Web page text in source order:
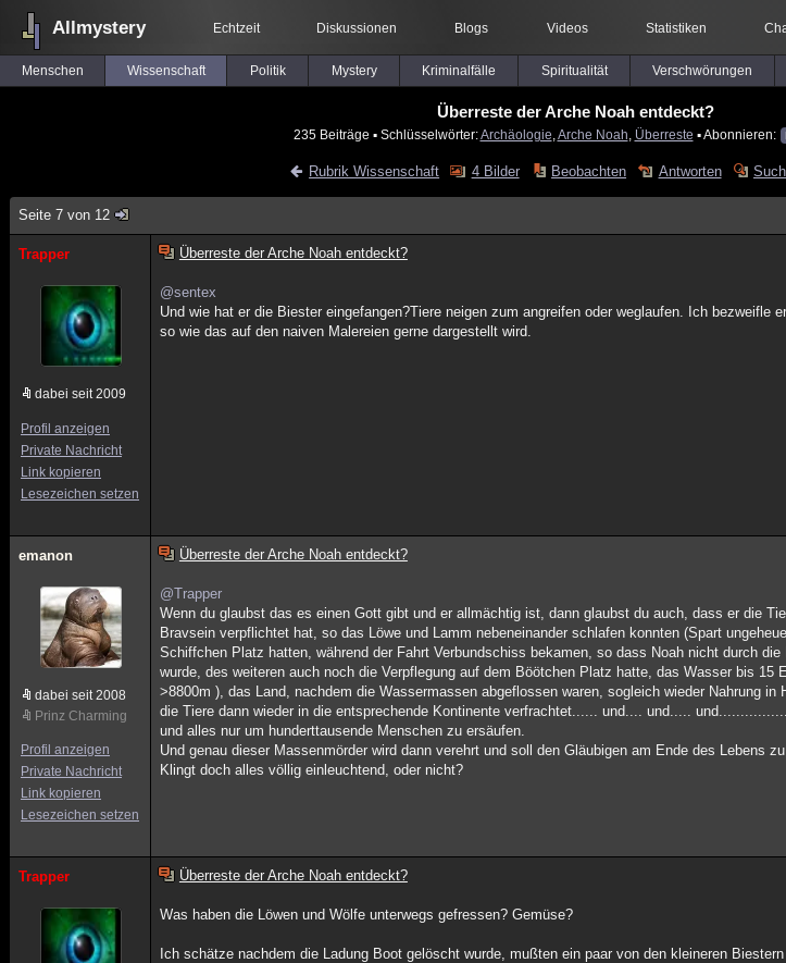
Allmystery Echtzeit Diskussionen Blogs Videos Statistiken
Menschen Wissenschaft Politik Mystery Kriminalfälle Spiritualität Verschwörungen
Überreste der Arche Noah entdeckt?
235 Beiträge ▪ Schlüsselwörter:Archäologie Arche Noah Überreste ▪ Abonnieren:
Rubrik Wissenschaft 4 Bilder Beobachten Antworten
Seite 7 von 12
Trapper
dabei seit 2009
Profil anzeigen
Private Nachricht
Link kopieren
Lesezeichen setzen
Überreste der Arche Noah entdeckt?
@sentex
Und wie hat er die Biester eingefangen?Tiere neigen zum angreifen oder weglaufen. Ich bezweifle
so wie das auf den naiven Malereien gerne dargestellt wird.
emanon
dabei seit 2008
Prinz Charming
Profil anzeigen
Private Nachricht
Link kopieren
Lesezeichen setzen
Überreste der Arche Noah entdeckt?
@Trapper
Wenn du glaubst das es einen Gott gibt und er allmächtig ist, dann glaubst du auch, dass er die
Bravsein verpflichtet hat, so das Löwe und Lamm nebeneinander schlafen konnten (Spart
Schiffchen Platz hatten, während der Fahrt Verbundschiss bekamen, so dass Noah nicht durch
wurde, des weiteren auch noch die Verpflegung auf dem Böötchen Platz hatte, das Wasser bis 15
>8800m ), das Land, nachdem die Wassermassen abgeflossen waren, sogleich wieder Nahrung
die Tiere dann wieder in die entsprechende Kontinente verfrachtet...... und.... und.....
und alles nur um hunderttausende Menschen zu ersäufen.
Und genau dieser Massenmörder wird dann verehrt und soll den Gläubigen am Ende des Lebens
Klingt doch alles völlig einleuchtend, oder nicht?
Trapper Überreste der Arche Noah entdeckt?
Was haben die Löwen und Wölfe unterwegs gefressen? Gemüse?
Ich schätze nachdem die Ladung Boot gelöscht wurde, mußten ein paar von den kleineren